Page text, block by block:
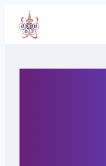
เนื้อหา